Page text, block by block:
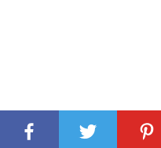
35 Fakta Om